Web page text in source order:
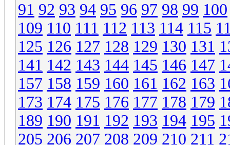
91 92 93 94 95 96 97 98 99 100
109 110 111 112 113 114 115
125 126 127 128 129 130 131
141 142 143 144 145 146 147
157 158 159 160 161 162 163
173 174 175 176 177 178 179
189 190 191 192 193 194 195
205 206 207 208 209 210 211